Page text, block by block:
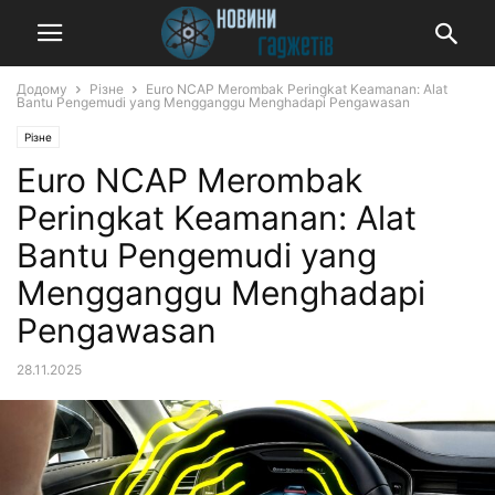
Додому Різне
Euro NCAP Merombak Peringkat Keamanan: Alat
Bantu Pengemudi yang Mengganggu Menghadapi Pengawasan
Різне
Euro NCAP Merombak
Peringkat Keamanan: Alat
Bantu Pengemudi yang
Mengganggu Menghadapi
Pengawasan
28.11.2025